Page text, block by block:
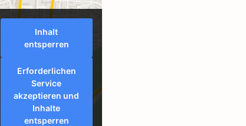
Inhalt
entsperren
Erforderlichen
Service
akzeptieren und
Inhalte
entsperren